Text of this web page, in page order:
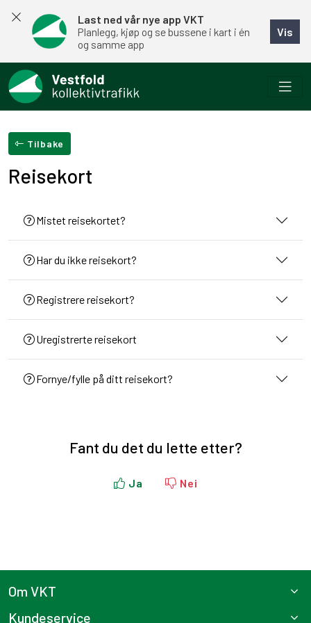
Last ned vår nye app VKT
Planlegg, kjøp og se bussene i kart i én
og samme app
Vis
Tilbake
Reisekort
Mistet reisekortet?
Har du ikke reisekort?
Registrere reisekort?
Uregistrerte reisekort
Fornye/fylle på ditt reisekort?
Fant du det du lette etter?
Ja Nei
Om VKT
Kundeservice